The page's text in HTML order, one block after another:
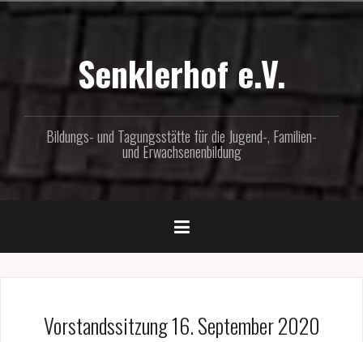
Zum
Senklerhof e.V.
Bildungs- und Tagungsstätte für die Jugend-, Familien-
und Erwachsenenbildung
Vorstandssitzung 16. September 2020